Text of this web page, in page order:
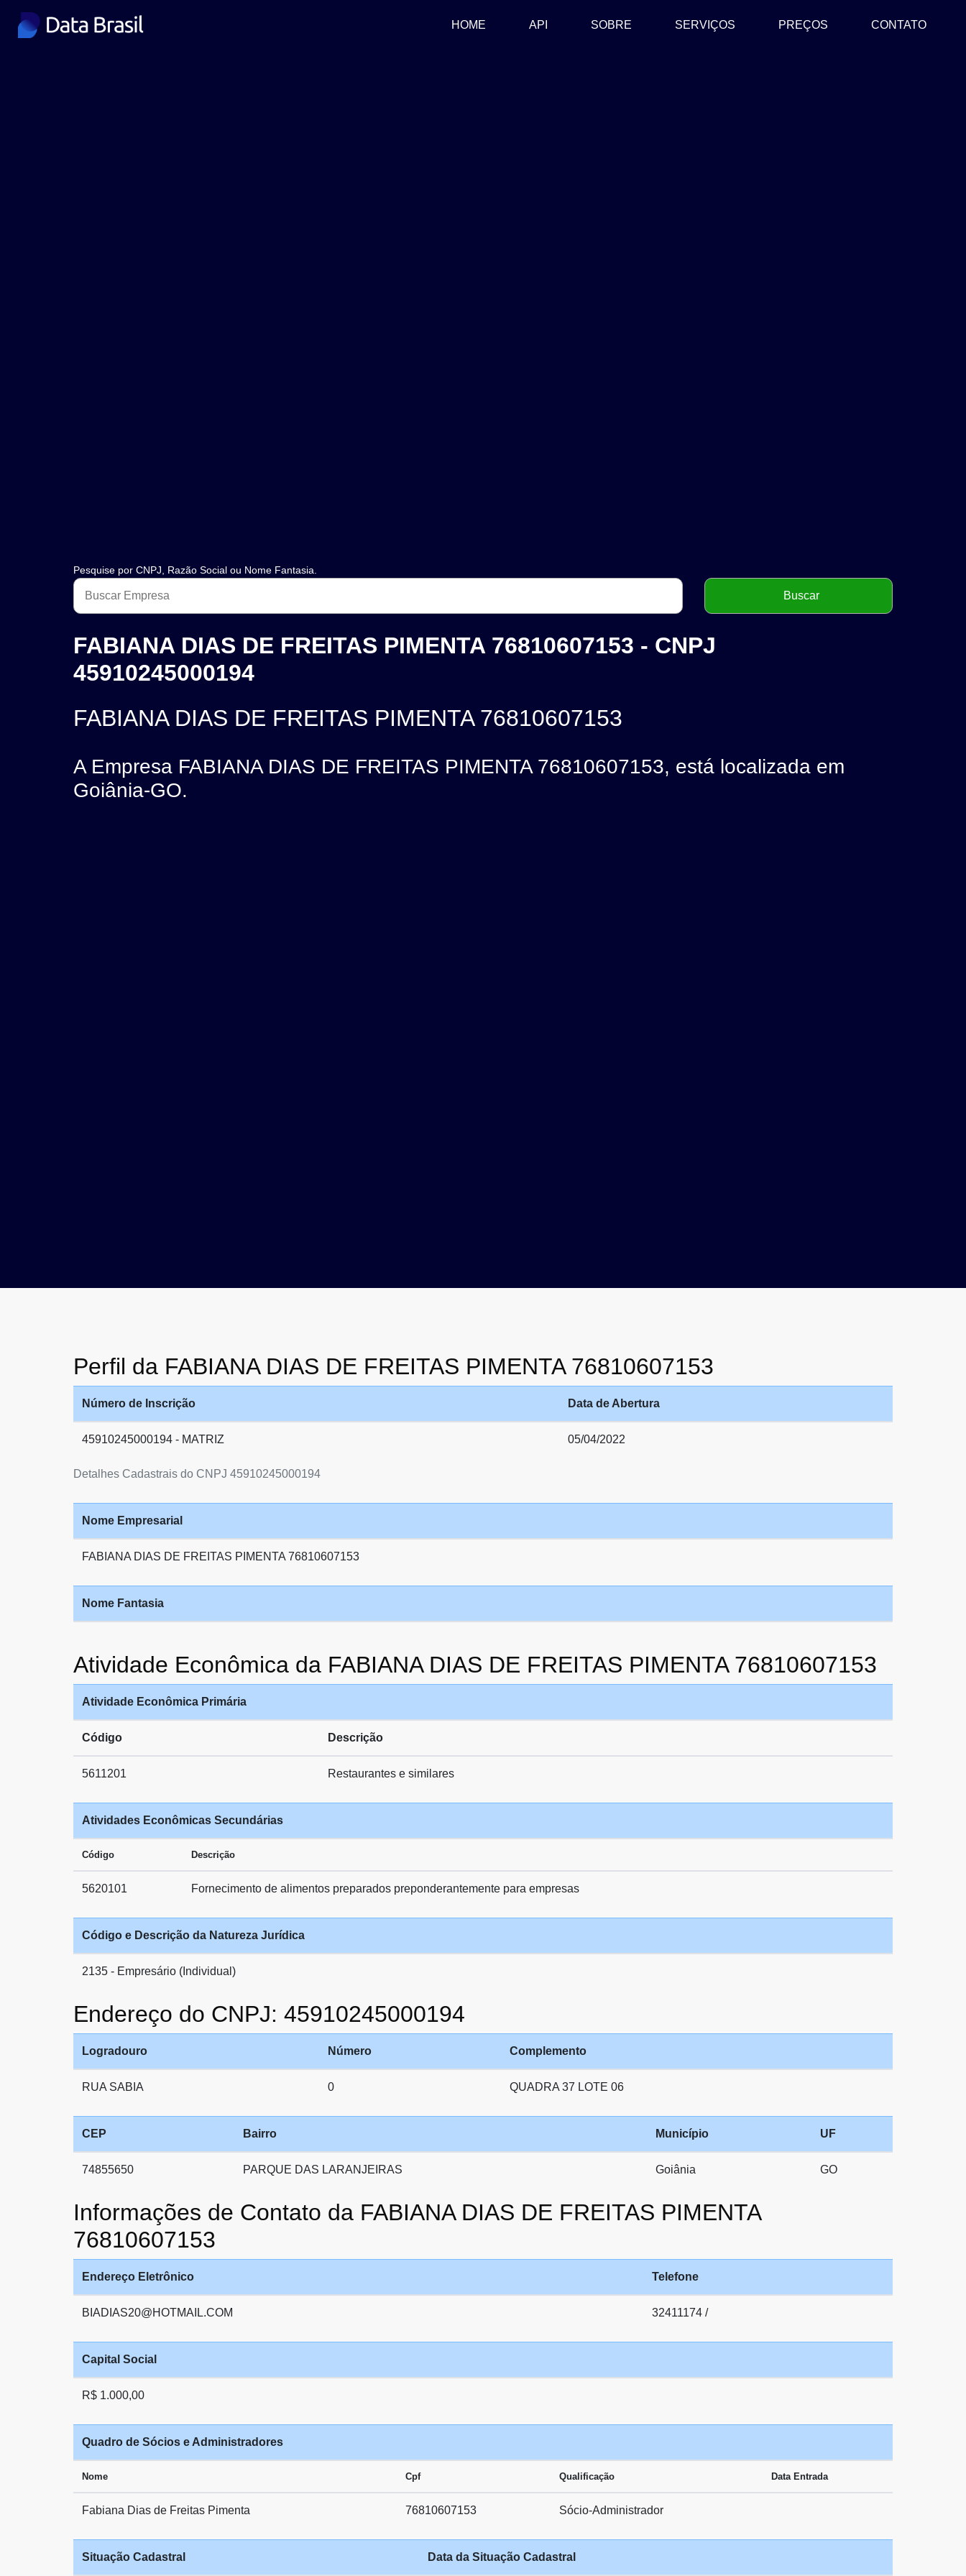
HOME (CURRENT)
API SOBRE SERVIÇOS PREÇOS CONTATO
Pesquise por CNPJ, Razão Social ou Nome Fantasia.
FABIANA DIAS DE FREITAS PIMENTA 76810607153 - CNPJ
45910245000194
FABIANA DIAS DE FREITAS PIMENTA 76810607153
A Empresa FABIANA DIAS DE FREITAS PIMENTA 76810607153, está localizada em
Goiânia-GO.
Perfil da FABIANA DIAS DE FREITAS PIMENTA 76810607153
Detalhes Cadastrais do CNPJ 45910245000194
Número de Inscrição Data de Abertura
45910245000194 - MATRIZ 05/04/2022
Nome Empresarial
FABIANA DIAS DE FREITAS PIMENTA 76810607153
Nome Fantasia
Atividade Econômica da FABIANA DIAS DE FREITAS PIMENTA 76810607153
Atividade Econômica Primária
Código Descrição
5611201 Restaurantes e similares
Atividades Econômicas Secundárias
Código Descrição
5620101 Fornecimento de alimentos preparados preponderantemente para empresas
Código e Descrição da Natureza Jurídica
2135 - Empresário (Individual)
Endereço do CNPJ: 45910245000194
Logradouro Número Complemento
RUA SABIA 0 QUADRA 37 LOTE 06
CEP Bairro Município UF
74855650 PARQUE DAS LARANJEIRAS Goiânia GO
Informações de Contato da FABIANA DIAS DE FREITAS PIMENTA
76810607153
Endereço Eletrônico Telefone
BIADIAS20@HOTMAIL.COM 32411174 /
Capital Social
R$ 1.000,00
Quadro de Sócios e Administradores
Nome Cpf Qualificação Data Entrada
Fabiana Dias de Freitas Pimenta 76810607153 Sócio-Administrador
Situação Cadastral Data da Situação Cadastral